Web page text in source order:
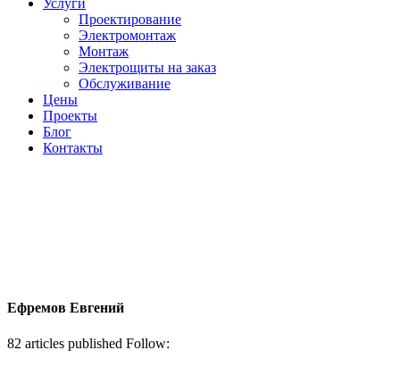
Услуги
Проектирование
Электромонтаж
Монтаж
Электрощиты на заказ
Обслуживание
Цены
Проекты
Блог
Контакты
Ефремов Евгений
82 articles published Follow: